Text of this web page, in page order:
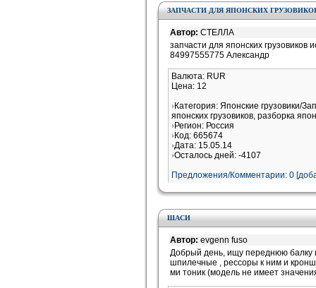
ЗАПЧАСТИ ДЛЯ ЯПОНСКИХ
Автор: СТЕЛЛА
запчасти для японских грузовиков
84997555775 Александр
Валюта: RUR
Цена: 12
Категория: Японские грузовики/
японских грузовиков, разборка
Регион: Россия
Код: 665674
Дата: 15.05.14
Осталось дней: -4107
Предложения/Комментарии: 0
ШАСИ
Автор: evgenn fuso
Добрый день, ищу переднюю балку
шпилечные , рессоры к ним и
ми тоник (модель не имеет